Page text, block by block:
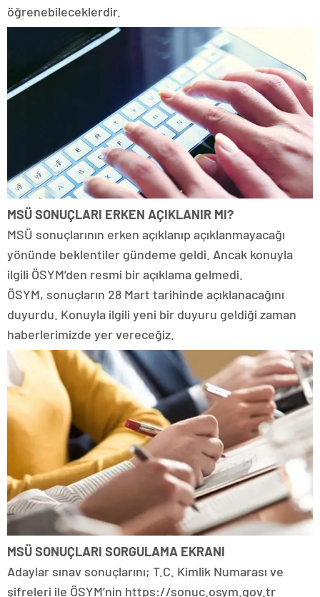
öğrenebileceklerdir.
MSÜ SONUÇLARI ERKEN AÇIKLANIR MI?
MSÜ sonuçlarının erken açıklanıp açıklanmayacağı
yönünde beklentiler gündeme geldi. Ancak konuyla
ilgili ÖSYM’den resmi bir açıklama gelmedi.
ÖSYM, sonuçların 28 Mart tarihinde açıklanacağını
duyurdu. Konuyla ilgili yeni bir duyuru geldiği zaman
haberlerimizde yer vereceğiz.
MSÜ SONUÇLARI SORGULAMA EKRANI
Adaylar sınav sonuçlarını; T.C. Kimlik Numarası ve
şifreleri ile ÖSYM’nin https://sonuc.osym.gov.tr